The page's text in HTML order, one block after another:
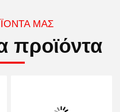
ΜΑΣ
προϊόντα